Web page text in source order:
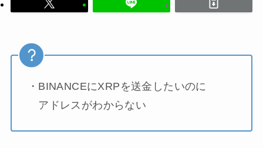
・BINANCEにXRPを送金したいのに
アドレスがわからない